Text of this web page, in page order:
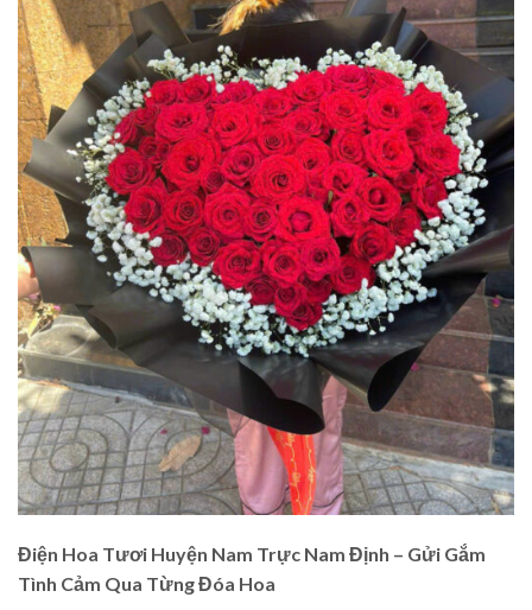
Điện Hoa Tươi Huyện Nam Trực Nam Định – Gửi Gắm
Tình Cảm Qua Từng Đóa Hoa